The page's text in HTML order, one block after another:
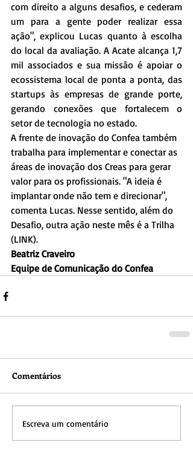
com direito a alguns desafios, e cederam
um para a gente poder realizar essa
ação", explicou Lucas quanto à escolha
do local da avaliação. A Acate alcança 1,7
mil associados e sua missão é apoiar o
ecossistema local de ponta a ponta, das
startups às empresas de grande porte,
gerando conexões que fortalecem o
setor de tecnologia no estado.
A frente de inovação do Confea também
trabalha para implementar e conectar as
áreas de inovação dos Creas para gerar
valor para os profissionais. "A ideia é
implantar onde não tem e direcionar",
comenta Lucas. Nesse sentido, além do
Desafio, outra ação neste mês é a Trilha
(LINK).
Beatriz Craveiro
Equipe de Comunicação do Confea
Comentários
Escreva um comentário